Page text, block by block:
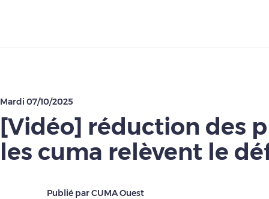
Mardi 07/10/2025
[Vidéo] réduction des
les cuma relèvent le
Publié par CUMA Ouest